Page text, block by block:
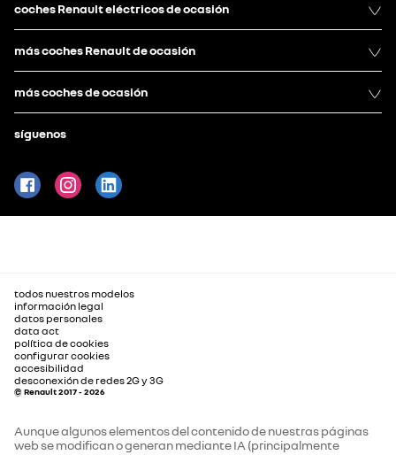
coches Renault eléctricos de ocasión
más coches Renault de ocasión
más coches de ocasión
síguenos
todos nuestros modelos
información legal
datos personales
data act
política de cookies
configurar cookies
accesibilidad
desconexión de redes 2G y 3G
© Renault 2017 - 2026
Aunque algunos elementos del contenido de nuestras páginas
web se modifican o generan mediante IA (principalmente